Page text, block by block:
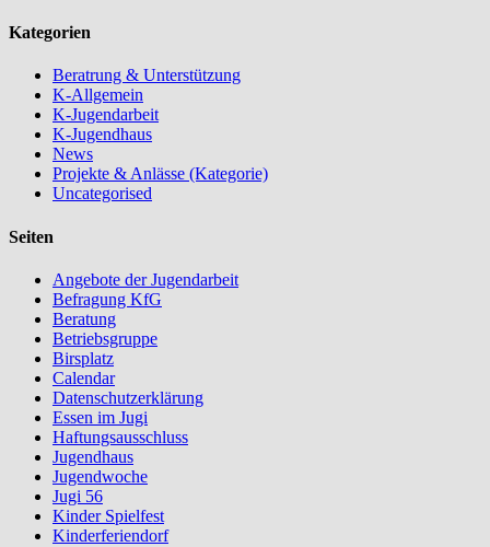
Kategorien
Beratrung & Unterstützung
K-Allgemein
K-Jugendarbeit
K-Jugendhaus
News
Projekte & Anlässe (Kategorie)
Uncategorised
Seiten
Angebote der Jugendarbeit
Befragung KfG
Beratung
Betriebsgruppe
Birsplatz
Calendar
Datenschutzerklärung
Essen im Jugi
Haftungsausschluss
Jugendhaus
Jugendwoche
Jugi 56
Kinder Spielfest
Kinderferiendorf